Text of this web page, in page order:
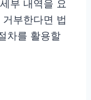
부 내역을 요
부한다면 법
차를 활용할